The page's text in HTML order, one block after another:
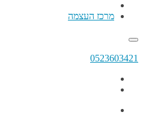
מרכז העצמה
0523603421